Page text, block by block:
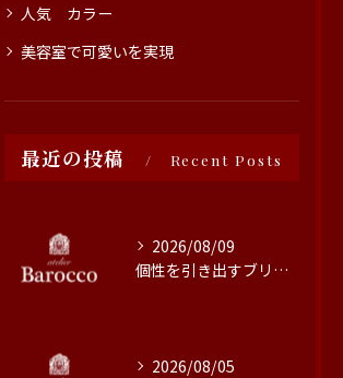
人気 カラー
美容室で可愛いを実現
最近の投稿 Recent Posts
2026/08/09
個性を引き出すブリーチ技術の魅力と施術のこだわり
2026/08/05